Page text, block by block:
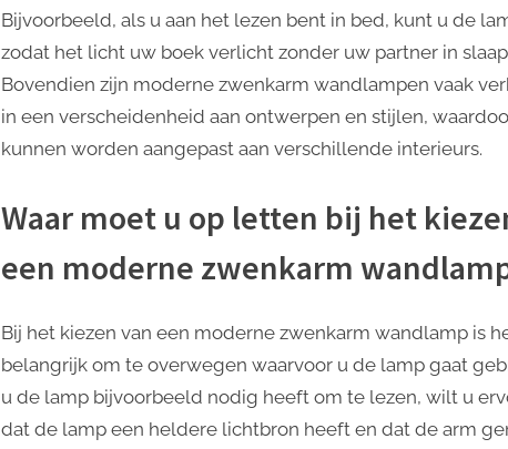
Bijvoorbeeld, als u aan het lezen bent in bed, kunt u de
zodat het licht uw boek verlicht zonder uw partner in
Bovendien zijn moderne zwenkarm wandlampen vaak
in een verscheidenheid aan ontwerpen en stijlen,
kunnen worden aangepast aan verschillende interieurs.
Waar moet u op letten bij het
een moderne zwenkarm
Bij het kiezen van een moderne zwenkarm wandlamp is
belangrijk om te overwegen waarvoor u de lamp gaat
u de lamp bijvoorbeeld nodig heeft om te lezen, wilt u
dat de lamp een heldere lichtbron heeft en dat de arm